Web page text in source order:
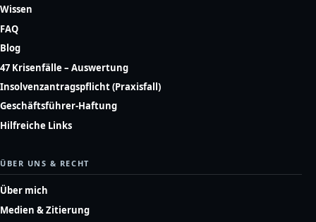
Wissen
FAQ
Blog
47 Krisenfälle – Auswertung
Insolvenzantragspflicht (Praxisfall)
Geschäftsführer-Haftung
Hilfreiche Links
ÜBER UNS & RECHT
Über mich
Medien & Zitierung